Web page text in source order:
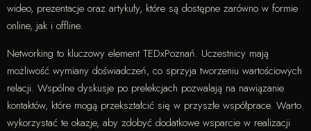
wideo, prezentacje oraz artykuły, które są dostępne zarówno w formie
online, jak i offline.
Networking to kluczowy element TEDxPoznań. Uczestnicy mają
możliwość wymiany doświadczeń, co sprzyja tworzeniu wartościowych
relacji. Wspólne dyskusje po prelekcjach pozwalają na nawiązanie
kontaktów, które mogą przekształcić się w przyszłe współprace. Warto
wykorzystać te okazje, aby zdobyć dodatkowe wsparcie w realizacji